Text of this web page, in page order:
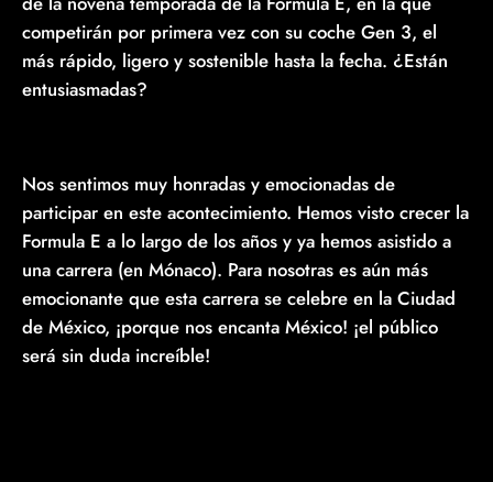
competirán por primera vez con su coche Gen 3, el
más rápido, ligero y sostenible hasta la fecha. ¿Están
entusiasmadas?
Nos sentimos muy honradas y emocionadas de
participar en este acontecimiento. Hemos visto crecer la
Formula E a lo largo de los años y ya hemos asistido a
una carrera (en Mónaco). Para nosotras es aún más
emocionante que esta carrera se celebre en la Ciudad
de México, ¡porque nos encanta México! ¡el público
será sin duda increíble!